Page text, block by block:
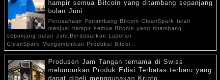
hampir semua Bitcoin yang ditambang sepanjang
bulan Juni
Perusahaan Penambang Bitcoin CleanSpark telah
menjual hampir semua Bitcoin yang ditambang
sepanjang bulan Juni.Berdasarkan Laporan :
CleanSpark Mengumumkan Produksi Bitcoi...
Produsen Jam Tangan ternama di Swiss
meluncurkan Produk Edisi Terbatas terbaru yang
dapat dibeli menggunakan Kripto